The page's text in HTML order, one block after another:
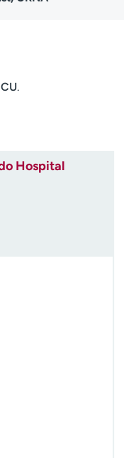
clínicos
e historias
.
Hospital